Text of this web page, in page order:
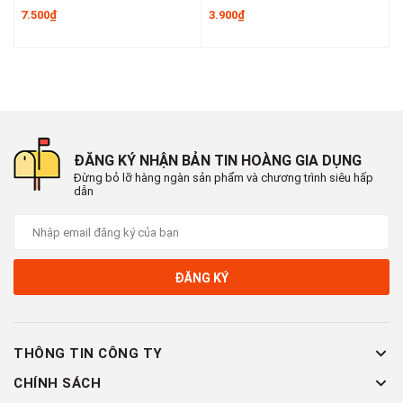
7.500₫ 3.900₫
ĐĂNG KÝ NHẬN BẢN TIN HOÀNG GIA DỤNG
Đừng bỏ lỡ hàng ngàn sản phẩm và chương trình siêu hấp
dẫn
ĐĂNG KÝ
THÔNG TIN CÔNG TY
CHÍNH SÁCH